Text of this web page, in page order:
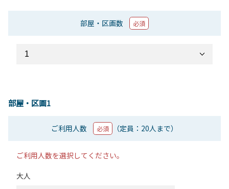
部屋・区画数 必須
部屋・区画1
ご利用人数 必須 （定員：20人まで）
ご利用人数を選択してください。
大人